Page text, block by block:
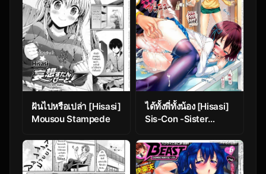
ฝันไปหรือเปล่า [Hisasi]
Mousou Stampede
ได้ทั้งพี่ทั้งน้อง [Hisasi]
Sis-Con -Sister
HOTMiLK 2011-11)